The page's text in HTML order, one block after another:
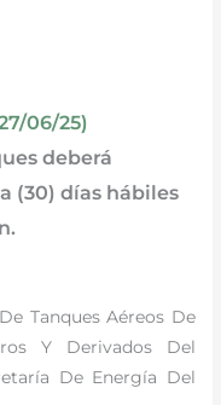
06/25)
deberá
(30) días hábiles
Tanques Aéreos De
Y Derivados Del
De Energía Del